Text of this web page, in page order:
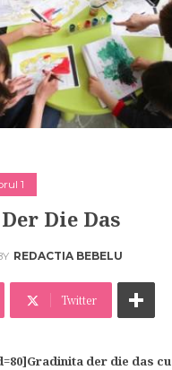
1
Die Das
REDACTIA BEBELU
Twitter
der die das